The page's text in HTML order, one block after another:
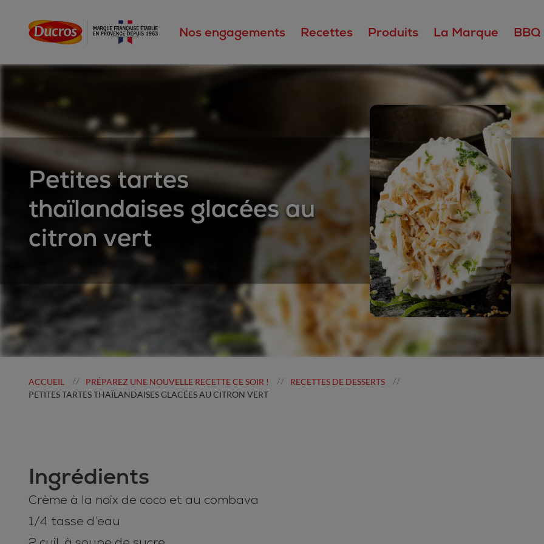
Nos engagements Recettes Produits La Marque BBQ
Petites tartes
thaïlandaises glacées au
citron vert
ACCUEIL // PRÉPAREZ UNE NOUVELLE RECETTE CE SOIR ! // RECETTES DE DESSERTS //
PETITES TARTES THAÏLANDAISES GLACÉES AU CITRON VERT
Ingrédients
Crème à la noix de coco et au combava
1/4 tasse d’eau